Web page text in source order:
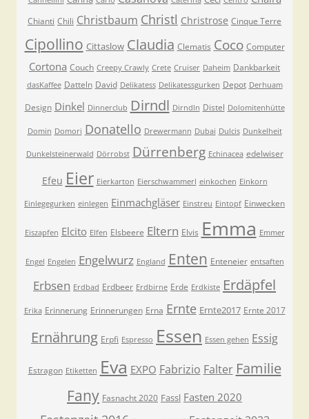
Chianti Chili Christbaum Christl Christrose Cinque Terre
Cipollino Cittaslow Claudia Clematis Coco Computer
Cortona Couch Creepy Crawly Crete Cruiser Daheim Dankbarkeit
dasKaffee Datteln David Delikatess Delikatessgurken Depot Derhuam
Design Dinkel Dinnerclub Dirndl Dirndln Distel Dolomitenhütte
Domin Domori Donatello Drewermann Dubai Dulcis Dunkelheit
Dunkelsteinerwald Dörrobst Dürrenberg Echinacea edelwiser
Efeu Eier Eierkarton Eierschwammerl einkochen Einkorn
Einlegegurken einlegen Einmachgläser Einstreu Eintopf Einwecken
Eiszapfen Elcito Elfen Elsbeere Eltern Elvis Emma Emmer
Engel Engelen Engelwurz England Enten Enteneier entsaften
Erbsen Erdbad Erdbeer Erdbirne Erde Erdkiste Erdäpfel
Erika Erinnerung Erinnerungen Erna Ernte Ernte2017 Ernte 2017
Ernährung Erpfi Espresso Essen Essen gehen Essig
Estragon Etiketten Eva EXPO Fabrizio Falter Familie
Fany Fasnacht 2020 Fassl Fasten 2020